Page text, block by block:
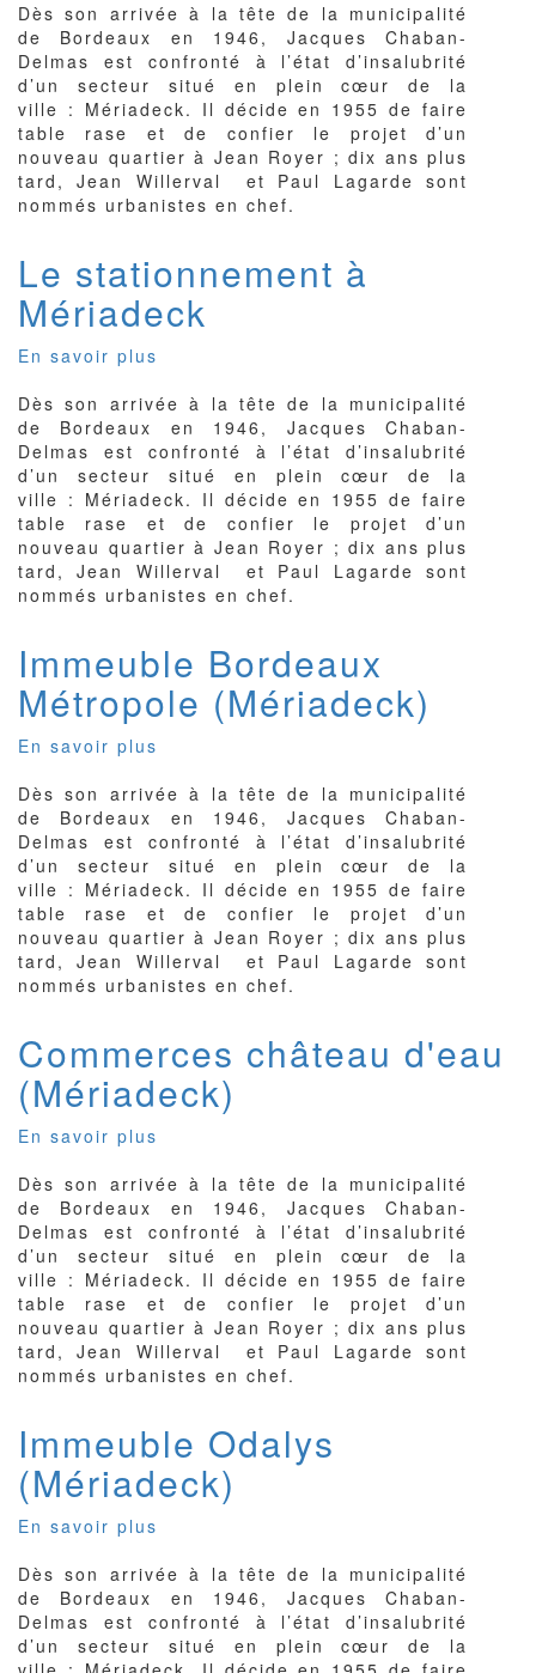
Gironde-
UAP
(Mériadeck)
Dès son arrivée à la tête de la municipalité
de Bordeaux en 1946, Jacques Chaban-
Delmas est confronté à l’état d’insalubrité
d’un secteur situé en plein cœur de la
ville : Mériadeck. Il décide en 1955 de faire
table rase et de confier le projet d’un
nouveau quartier à Jean Royer ; dix ans plus
tard, Jean Willerval et Paul Lagarde sont
nommés urbanistes en chef.
Le stationnement à
Mériadeck
En savoir plus
stationnement
Mériadeck
Dès son arrivée à la tête de la municipalité
de Bordeaux en 1946, Jacques Chaban-
Delmas est confronté à l’état d’insalubrité
d’un secteur situé en plein cœur de la
ville : Mériadeck. Il décide en 1955 de faire
table rase et de confier le projet d’un
nouveau quartier à Jean Royer ; dix ans plus
tard, Jean Willerval et Paul Lagarde sont
nommés urbanistes en chef.
Immeuble Bordeaux
Métropole (Mériadeck)
En savoir plus
Bordeaux
Métropole
(Mériadeck)
Dès son arrivée à la tête de la municipalité
de Bordeaux en 1946, Jacques Chaban-
Delmas est confronté à l’état d’insalubrité
d’un secteur situé en plein cœur de la
ville : Mériadeck. Il décide en 1955 de faire
table rase et de confier le projet d’un
nouveau quartier à Jean Royer ; dix ans plus
tard, Jean Willerval et Paul Lagarde sont
nommés urbanistes en chef.
Commerces château d'eau
(Mériadeck)
En savoir plus
château
d'eau
(Mériadeck)
Dès son arrivée à la tête de la municipalité
de Bordeaux en 1946, Jacques Chaban-
Delmas est confronté à l’état d’insalubrité
d’un secteur situé en plein cœur de la
ville : Mériadeck. Il décide en 1955 de faire
table rase et de confier le projet d’un
nouveau quartier à Jean Royer ; dix ans plus
tard, Jean Willerval et Paul Lagarde sont
nommés urbanistes en chef.
Immeuble Odalys
(Mériadeck)
En savoir plus
Odalys
(Mériadeck)
Dès son arrivée à la tête de la municipalité
de Bordeaux en 1946, Jacques Chaban-
Delmas est confronté à l’état d’insalubrité
d’un secteur situé en plein cœur de la